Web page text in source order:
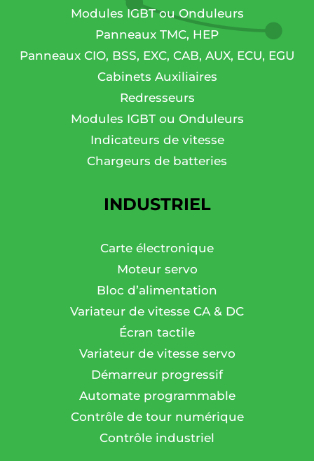
Modules IGBT ou Onduleurs
Panneaux TMC, HEP
Panneaux CIO, BSS, EXC, CAB, AUX, ECU, EGU
Cabinets Auxiliaires
Redresseurs
Modules IGBT ou Onduleurs
Indicateurs de vitesse
Chargeurs de batteries
INDUSTRIEL
Carte électronique
Moteur servo
Bloc d’alimentation
Variateur de vitesse CA & DC
Écran tactile
Variateur de vitesse servo
Démarreur progressif
Automate programmable
Contrôle de tour numérique
Contrôle industriel